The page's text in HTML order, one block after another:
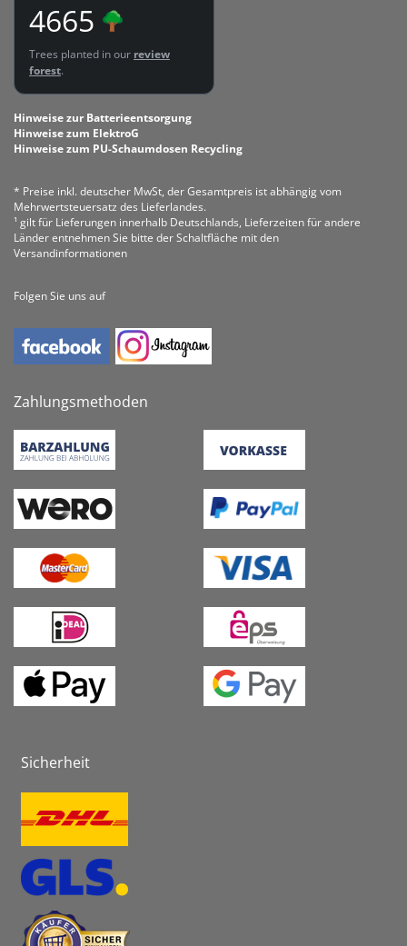
4665
Trees planted in our review
forest.
Hinweise zur Batterieentsorgung
Hinweise zum ElektroG
Hinweise zum PU-Schaumdosen Recycling
* Preise inkl. deutscher MwSt, der Gesamtpreis ist abhängig vom
Mehrwertsteuersatz des Lieferlandes.
¹ gilt für Lieferungen innerhalb Deutschlands, Lieferzeiten für andere
Länder entnehmen Sie bitte der Schaltfläche mit den
Versandinformationen
Folgen Sie uns auf
Zahlungsmethoden
Sicherheit